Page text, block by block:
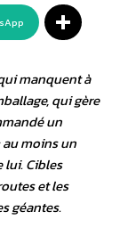
manquent à
qui gère
un
au moins un
lui. Cibles
et les
géantes.